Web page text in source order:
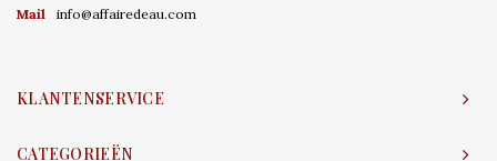
Mail
info@affairedeau.com
KLANTENSERVICE
CATEGORIEËN